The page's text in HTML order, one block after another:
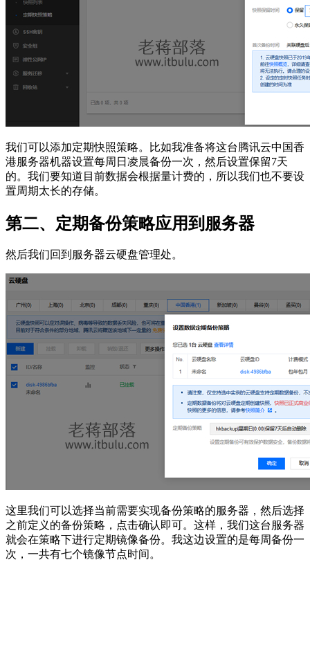
我们可以添加定期快照策略。比如我准备将这台腾讯云中国香
港服务器机器设置每周日凌晨备份一次，然后设置保留7天
的。我们要知道目前数据会根据量计费的，所以我们也不要设
置周期太长的存储。
第二、定期备份策略应用到服务器
然后我们回到服务器云硬盘管理处。
这里我们可以选择当前需要实现备份策略的服务器，然后选择
之前定义的备份策略，点击确认即可。这样，我们这台服务器
就会在策略下进行定期镜像备份。我这边设置的是每周备份一
次，一共有七个镜像节点时间。